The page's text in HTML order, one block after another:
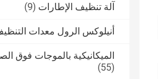
آلة تنظيف الإطارات (9)
أنيلوكس الرول معدات
الميكانيكية بالموجات فوق
(55)